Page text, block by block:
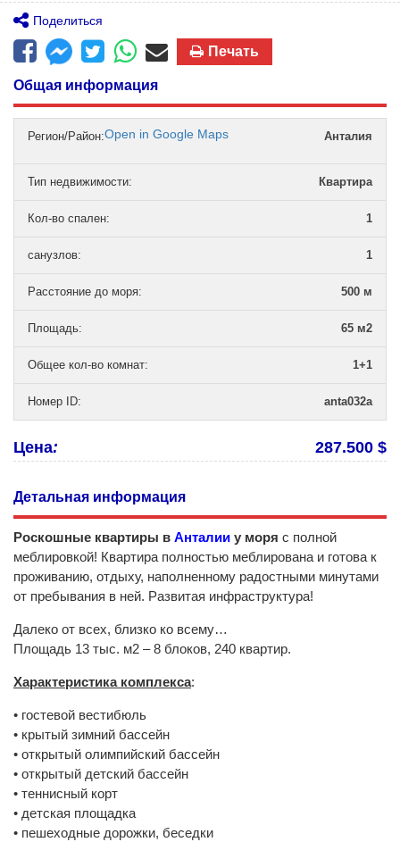
Поделиться
Печать
Общая информация
Регион/Район: Анталия
Open in Google Maps
Тип недвижимости: Квартира
Кол-во спален: 1
санузлов: 1
Расстояние до моря: 500 м
Площадь: 65 м2
Общее кол-во комнат: 1+1
Номер ID: anta032a
Цена: 287.500 $
Детальная информация
Роскошные квартиры в Анталии у моря с полной
меблировкой! Квартира полностью меблирована и готова к
проживанию, отдыху, наполненному радостными минутами
от пребывания в ней. Развитая инфраструктура!
Далеко от всех, близко ко всему…
Площадь 13 тыс. м2 – 8 блоков, 240 квартир.
Характеристика комплекса:
• гостевой вестибюль
• крытый зимний бассейн
• открытый олимпийский бассейн
• открытый детский бассейн
• теннисный корт
• детская площадка
• пешеходные дорожки, беседки